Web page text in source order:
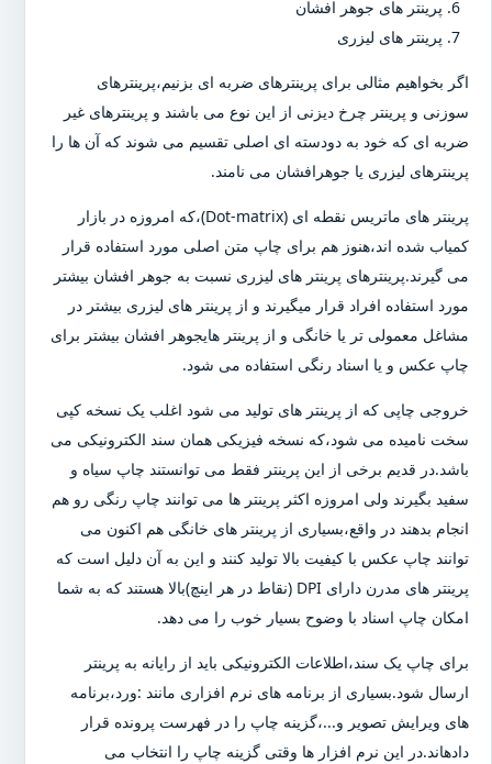
پرینتر های جوهر افشان
پرینتر های لیزری
اگر بخواهیم مثالی برای پرینترهای ضربه ای بزنیم،پرینترهای
سوزنی و پرینتر چرخ دیزنی از این نوع می باشند و پرینترهای غیر
ضربه ای که خود به دودسته ای اصلی تقسیم می شوند که آن ها را
پرینترهای لیزری یا جوهرافشان می نامند.
پرینتر های ماتریس نقطه ای (Dot-matrix)،که امروزه در بازار
کمیاب شده اند،هنوز هم برای چاپ متن اصلی مورد استفاده قرار
می گیرند.پرینترهای پرینتر های لیزری نسبت به جوهر افشان بیشتر
مورد استفاده افراد قرار میگیرند و از پرینتر های لیزری بیشتر در
مشاغل معمولی تر یا خانگی و از پرینتر هایجوهر افشان بیشتر برای
چاپ عکس و یا اسناد رنگی استفاده می شود.
خروجی چاپی که از پرینتر های تولید می شود اغلب یک نسخه کپی
سخت نامیده می شود،که نسخه فیزیکی همان سند الکترونیکی می
باشد.در قدیم برخی از این پرینتر فقط می توانستند چاپ سیاه و
سفید بگیرند ولی امروزه اکثر پرینتر ها می توانند چاپ رنگی رو هم
انجام بدهند در واقع،بسیاری از پرینتر های خانگی هم اکنون می
توانند چاپ عکس با کیفیت بالا تولید کنند و این به آن دلیل است که
پرینتر های مدرن دارای DPI (نقاط در هر اینچ)بالا هستند که به شما
امکان چاپ اسناد با وضوح بسیار خوب را می دهد.
برای چاپ یک سند،اطلاعات الکترونیکی باید از رایانه به پرینتر
ارسال شود.بسیاری از برنامه های نرم افزاری مانند :ورد،برنامه
های ویرایش تصویر و...،گزینه چاپ را در فهرست پرونده قرار
دادهاند.در این نرم افزار ها وقتی گزینه چاپ را انتخاب می